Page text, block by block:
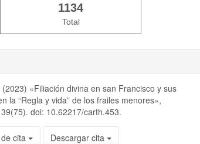
1134
Total
«Filiación divina en san Francisco y sus
la “Regla y vida” de los frailes menores»,
doi: 10.62217/carth.453.
de cita Descargar cita